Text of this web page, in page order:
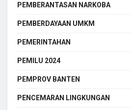
PEMBERANTASAN NARKOBA
PEMBERDAYAAN UMKM
PEMERINTAHAN
PEMILU 2024
PEMPROV BANTEN
PENCEMARAN LINGKUNGAN